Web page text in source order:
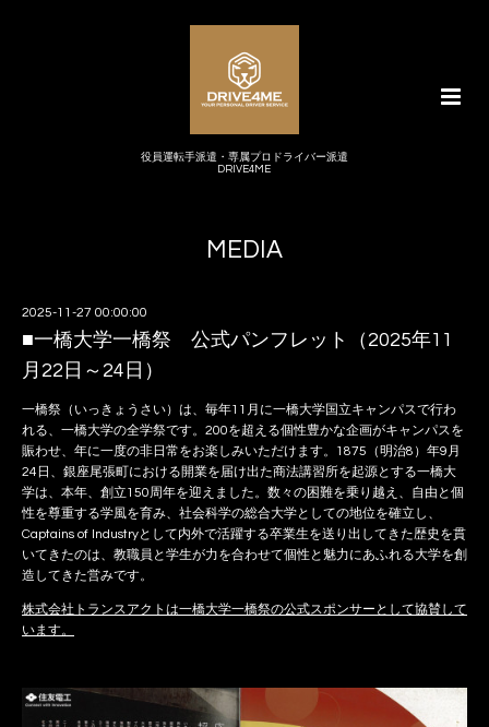
役員運転手派遣・専属プロドライバー派遣
DRIVE4ME
MEDIA
2025-11-27 00:00:00
■一橋大学一橋祭 公式パンフレット（2025年11
月22日～24日）
一橋祭（いっきょうさい）は、毎年11月に一橋大学国立キャンパスで行わ
れる、一橋大学の全学祭です。200を超える個性豊かな企画がキャンパスを
賑わせ、年に一度の非日常をお楽しみいただけます。1875（明治8）年9月
24日、銀座尾張町における開業を届け出た商法講習所を起源とする一橋大
学は、本年、創立150周年を迎えました。数々の困難を乗り越え、自由と個
性を尊重する学風を育み、社会科学の総合大学としての地位を確立し、
Captains of Industryとして内外で活躍する卒業生を送り出してきた歴史を貫
いてきたのは、教職員と学生が力を合わせて個性と魅力にあふれる大学を創
造してきた営みです。
株式会社トランスアクトは一橋大学一橋祭の公式スポンサーとして協賛して
います。